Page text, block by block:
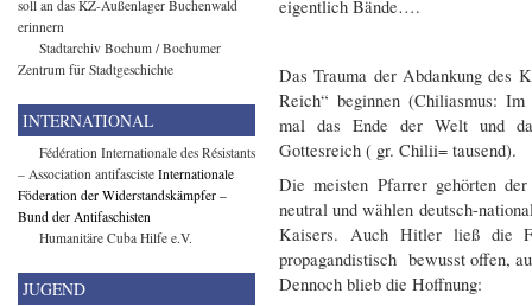
eigentlich Bände….
Das Trauma der Abdankung des
Reich“ beginnen (Chiliasmus:
mal das Ende der Welt und
Gottesreich ( gr. Chilii= tausend).
Die meisten Pfarrer gehörten
neutral und wählen deutsch-
Kaisers. Auch Hitler ließ die
propagandistisch bewusst offen,
Dennoch blieb die Hoffnung:
soll an das KZ-Außenlager Buchenwald
erinnern
Stadtarchiv Bochum / Bochumer
Zentrum für Stadtgeschichte
INTERNATIONAL
Fédération Internationale des Résistants
– Association antifasciste Internationale
Föderation der Widerstandskämpfer –
Bund der Antifaschisten
Humanitäre Cuba Hilfe e.V.
JUGEND